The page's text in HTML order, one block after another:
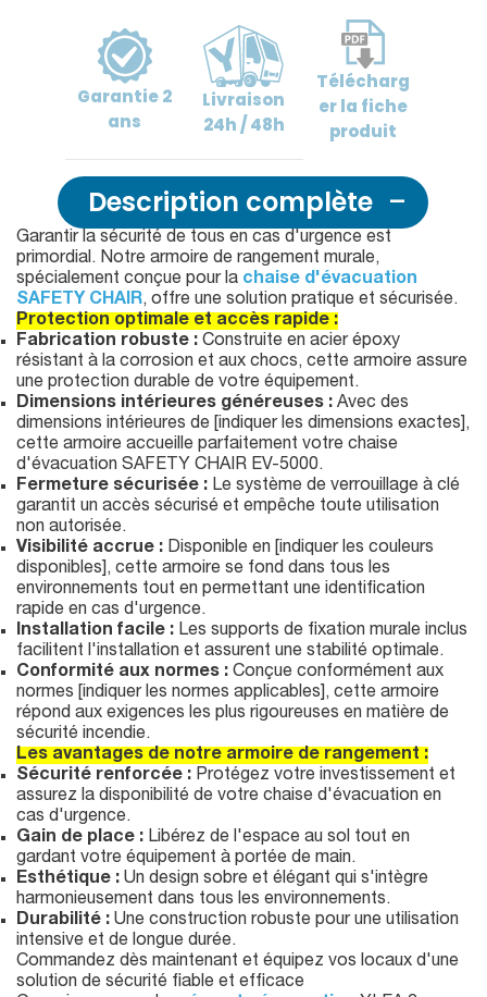
Garantie2
ans
Livraison
24h / 48h
Télécharg
erla fiche
produit
Description complète
Garantir la sécurité de tous en cas d'urgence est
primordial. Notre armoire de rangement murale,
spécialement conçue pour la chaise d'évacuation
SAFETY CHAIR, offre une solution pratique et sécurisée.
Protection optimale et accès rapide :
Fabrication robuste : Construite en acier époxy
résistant à la corrosion et aux chocs, cette armoire assure
une protection durable de votre équipement.
Dimensions intérieures généreuses : Avec des
dimensions intérieures de [indiquer les dimensions exactes],
cette armoire accueille parfaitement votre chaise
d'évacuation SAFETY CHAIR EV-5000.
Fermeture sécurisée : Le système de verrouillage à clé
garantit un accès sécurisé et empêche toute utilisation
non autorisée.
Visibilité accrue : Disponible en [indiquer les couleurs
disponibles], cette armoire se fond dans tous les
environnements tout en permettant une identification
rapide en cas d'urgence.
Installation facile : Les supports de fixation murale inclus
facilitent l'installation et assurent une stabilité optimale.
Conformité aux normes : Conçue conformément aux
normes [indiquer les normes applicables], cette armoire
répond aux exigences les plus rigoureuses en matière de
sécurité incendie.
Les avantages de notre armoire de rangement :
Sécurité renforcée : Protégez votre investissement et
assurez la disponibilité de votre chaise d'évacuation en
cas d'urgence.
Gain de place : Libérez de l'espace au sol tout en
gardant votre équipement à portée de main.
Esthétique : Un design sobre et élégant qui s'intègre
harmonieusement dans tous les environnements.
Durabilité : Une construction robuste pour une utilisation
intensive et de longue durée.
Commandez dès maintenant et équipez vos locaux d'une
solution de sécurité fiable et efficace